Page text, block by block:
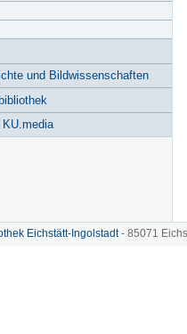
und Bildwissenschaften
KU.media
Eichstätt-Ingolstadt- 85071